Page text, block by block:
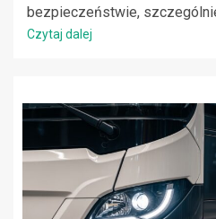
bezpieczeństwie,
Czytaj dalej